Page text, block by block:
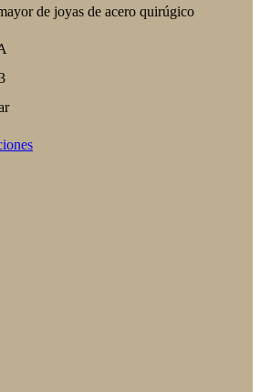
de joyas de acero quirúgico